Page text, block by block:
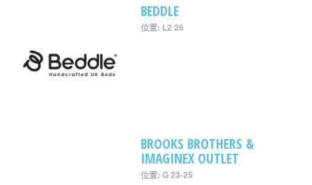
BEDDLE
位置: L2 26
BROOKS BROTHERS &
IMAGINEX OUTLET
位置: G 23-25